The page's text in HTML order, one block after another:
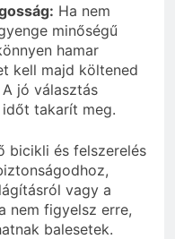
Ha nem
minőségű
hamar
kell majd költened
jó választás
takarít meg.
bicikli és felszerelés
vagy a
nem figyelsz erre,
balesetek.